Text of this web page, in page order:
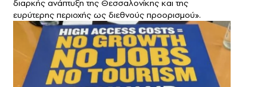
διαρκής ανάπτυξη της Θεσσαλονίκης και της
ευρύτερης περιοχής ως διεθνούς προορισμού».